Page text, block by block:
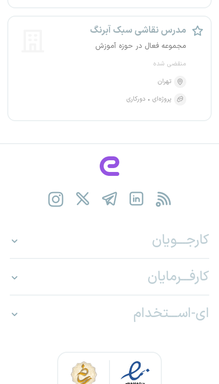
مدرس نقاشی سبک آبرنگ
مجموعه فعال در حوزه آموزش
منقضی شده
تهران
پروژه‌ای
دورکاری
کارجـــویان
کارفـــرمایان
ای-اســـتخدام